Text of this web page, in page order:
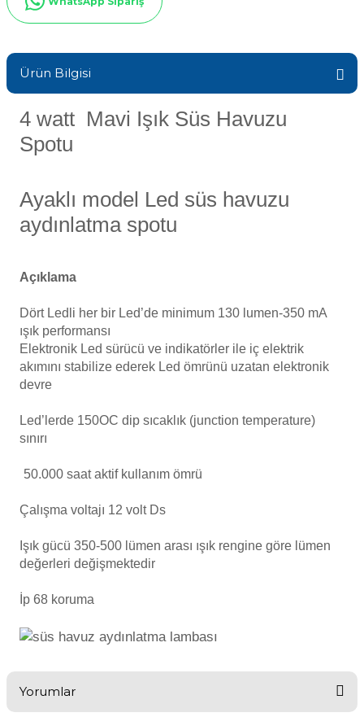
Toz Ph+ Yükseltici
Alkalinite Düşürücü
e Pool Expert
Havuz Filtre
Havuz Kış Kimyasalı
Tuz
Havuz Isıtma
Havuz Elektrik
Havuz Sarf
Bahçe Süs Havuzu
Endüstriyel Blower
Ayak Havuzu
Havuz Robotu Yedek
Dalgıç Pompa
Dezenfeksiyon
Ürün Bilgisi
4 watt Mavi Işık Süs Havuzu
Spotu
Ayaklı model Led süs havuzu
aydınlatma spotu
Açıklama
Dört Ledli her bir Led’de minimum 130 lumen-350 mA
ışık performansı
Elektronik Led sürücü ve indikatörler ile iç elektrik
akımını stabilize ederek Led ömrünü uzatan elektronik
devre
Led’lerde 150OC dip sıcaklık (junction temperature)
sınırı
50.000 saat aktif kullanım ömrü
Çalışma voltajı 12 volt Ds
Işık gücü 350-500 lümen arası ışık rengine göre lümen
değerleri değişmektedir
İp 68 koruma
Yorumlar